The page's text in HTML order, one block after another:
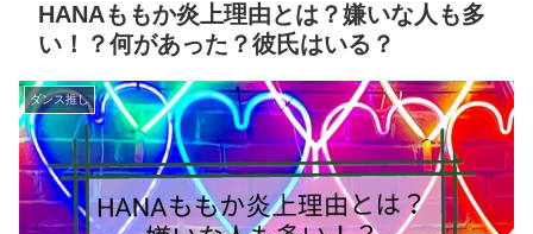
HANAももか炎上理由とは？嫌いな人も多
い！？何があった？彼氏はいる？
ダンス推し